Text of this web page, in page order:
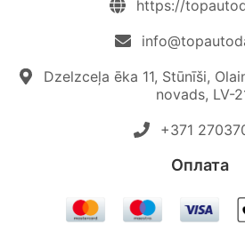
https://
Dzelzceļa ēka 11, Stūnīši,
novads, LV-
+371
Oплата